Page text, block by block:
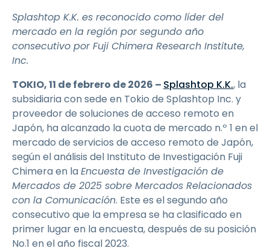
Splashtop K.K. es reconocido como líder del
mercado en la región por segundo año
consecutivo por Fuji Chimera Research Institute,
Inc.
TOKIO, 11 de febrero de 2026 – Splashtop K.K., la
subsidiaria con sede en Tokio de Splashtop Inc. y
proveedor de soluciones de acceso remoto en
Japón, ha alcanzado la cuota de mercado n.º 1 en el
mercado de servicios de acceso remoto de Japón,
según el análisis del Instituto de Investigación Fuji
Chimera en laEncuesta de Investigación de
Mercados de 2025 sobre Mercados Relacionados
con la Comunicación. Este es el segundo año
consecutivo que la empresa se ha clasificado en
primer lugar en la encuesta, después de su posición
No.1 en el año fiscal 2023.